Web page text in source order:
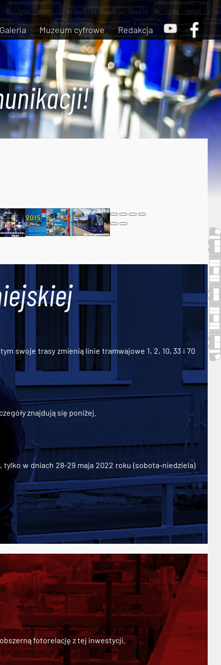
Galeria Muzeum cyfrowe Redakcja
swoje trasy zmienią linie tramwajowe 1, 2, 10, 33 i 70
znajdują się poniżej.
tylko w dniach 28-29 maja 2022 roku (sobota-niedziela)
fotorelację z tej inwestycji.